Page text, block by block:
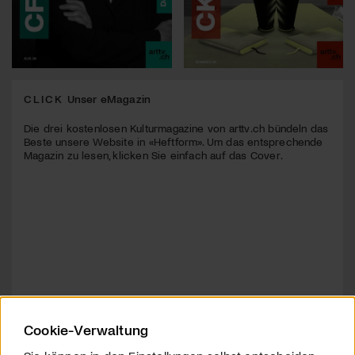
CLICK Unser eMagazin
Die drei kostenlosen Kulturmagazine von arttv.ch bündeln das
Beste unsere Website in «Heftform». Um das entsprechende
Magazin zu lesen, klicken Sie einfach auf das Cover.
Cookie-Verwaltung